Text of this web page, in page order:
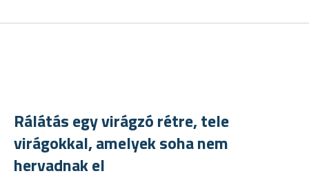
Rálátás egy virágzó rétre, tele
virágokkal, amelyek soha nem
hervadnak el